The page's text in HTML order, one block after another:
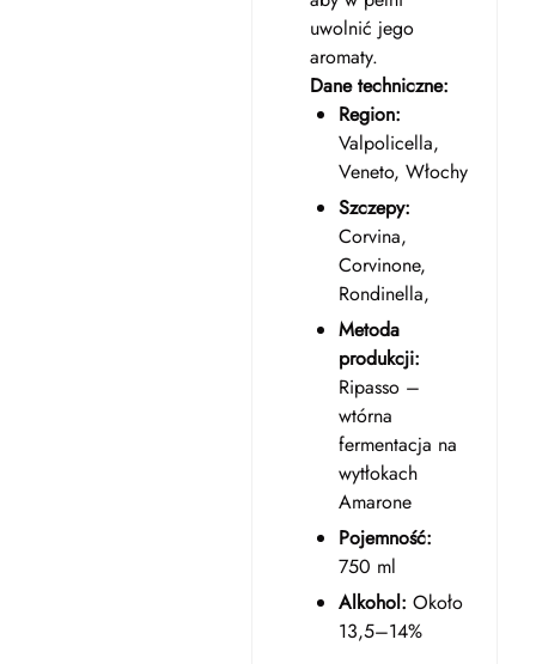
uwolnić jego
aromaty.
Dane techniczne:
Region:
Valpolicella,
Veneto, Włochy
Szczepy:
Corvina,
Corvinone,
Rondinella,
Metoda
produkcji:
Ripasso –
wtórna
fermentacja na
wytłokach
Amarone
Pojemność:
750 ml
Alkohol: Około
13,5–14%